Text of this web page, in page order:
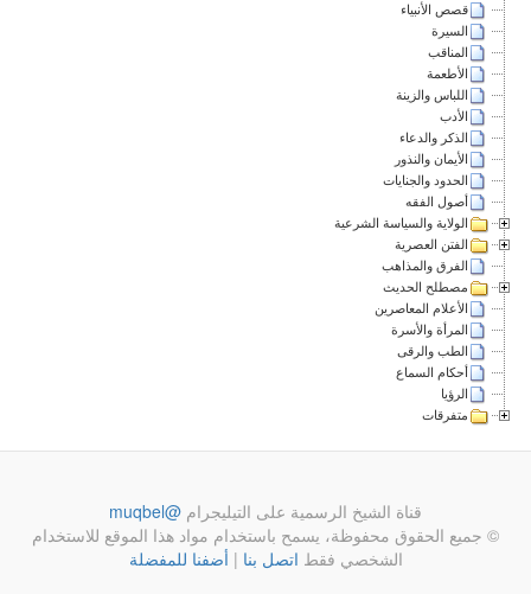
قصص الأنبياء
السيرة
المناقب
الأطعمة
اللباس والزينة
الأدب
الذكر والدعاء
الأيمان والنذور
الحدود والجنايات
أصول الفقه
الولاية والسياسة الشرعية
الفتن العصرية
الفرق والمذاهب
مصطلح الحديث
الأعلام المعاصرين
المرأة والأسرة
الطب والرقى
أحكام السماع
الرؤيا
متفرقات
قناة الشيخ الرسمية على التيليجرام @muqbel
© جميع الحقوق محفوظة، يسمح باستخدام مواد هذا الموقع للاستخدام
الشخصي فقط اتصل بنا | أضفنا للمفضلة